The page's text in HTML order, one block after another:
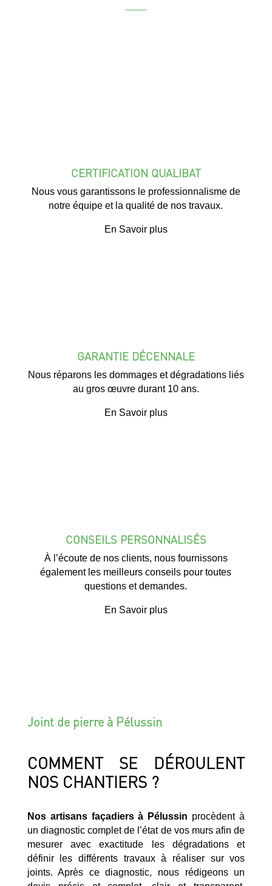
CERTIFICATION QUALIBAT
Nous vous garantissons le professionnalisme de
notre équipe et la qualité de nos travaux.
En Savoir plus
GARANTIE DÉCENNALE
Nous réparons les dommages et dégradations liés
au gros œuvre durant 10 ans.
En Savoir plus
CONSEILS PERSONNALISÉS
À l’écoute de nos clients, nous fournissons
également les meilleurs conseils pour toutes
questions et demandes.
En Savoir plus
Joint de pierre à Pélussin
COMMENT SE DÉROULENT
NOS CHANTIERS ?
Nos artisans façadiers à Pélussin procèdent à
un diagnostic complet de l’état de vos murs afin de
mesurer avec exactitude les dégradations et
définir les différents travaux à réaliser sur vos
joints. Après ce diagnostic, nous rédigeons un